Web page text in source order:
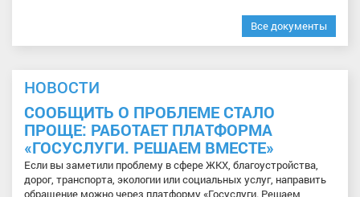
Все документы
НОВОСТИ
СООБЩИТЬ О ПРОБЛЕМЕ СТАЛО
ПРОЩЕ: РАБОТАЕТ ПЛАТФОРМА
«ГОСУСЛУГИ. РЕШАЕМ ВМЕСТЕ»
Если вы заметили проблему в сфере ЖКХ, благоустройства,
дорог, транспорта, экологии или социальных услуг, направить
обращение можно через платформу «Госуслуги. Решаем